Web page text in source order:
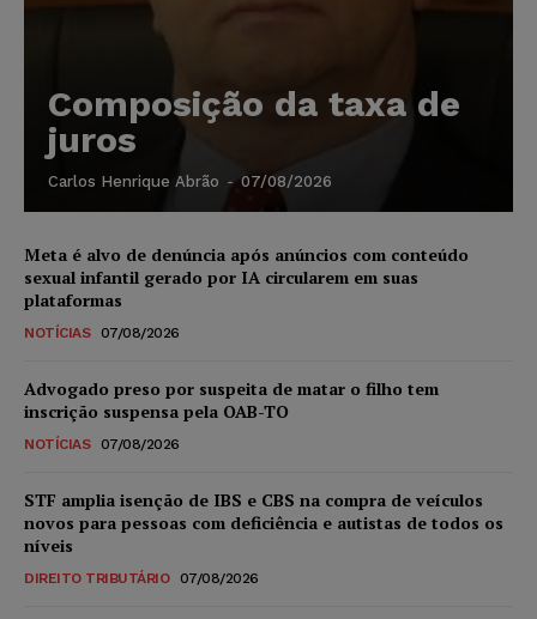
Composição da taxa de
juros
Carlos Henrique Abrão - 07/08/2026
Meta é alvo de denúncia após anúncios com conteúdo
sexual infantil gerado por IA circularem em suas
plataformas
NOTÍCIAS 07/08/2026
Advogado preso por suspeita de matar o filho tem
inscrição suspensa pela OAB-TO
NOTÍCIAS 07/08/2026
STF amplia isenção de IBS e CBS na compra de veículos
novos para pessoas com deficiência e autistas de todos os
níveis
DIREITO TRIBUTÁRIO 07/08/2026